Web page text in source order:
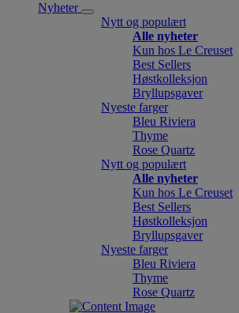
Nyheter
Nytt og populært
Alle nyheter
Kun hos Le Creuset
Best Sellers
Høstkolleksjon
Bryllupsgaver
Nyeste farger
Bleu Riviera
Thyme
Rose Quartz
Nytt og populært
Alle nyheter
Kun hos Le Creuset
Best Sellers
Høstkolleksjon
Bryllupsgaver
Nyeste farger
Bleu Riviera
Thyme
Rose Quartz